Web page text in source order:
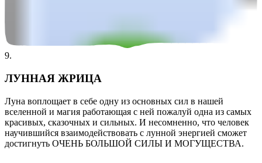
9.
ЛУННАЯ ЖРИЦА
Луна воплощает в себе одну из основных сил в нашей
вселенной и магия работающая с ней пожалуй одна из самых
красивых, сказочных и сильных. И несомненно, что человек
научившийся взаимодействовать с лунной энергией сможет
достигнуть ОЧЕНЬ БОЛЬШОЙ СИЛЫ И МОГУЩЕСТВА.